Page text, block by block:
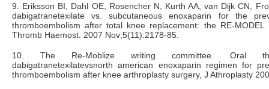
9. Eriksson BI, Dahl OE, Rosencher N, Kurth AA, van Dijk CN,
dabigatranetexilate vs. subcutaneous enoxaparin for the
thromboembolism after total knee replacement: the RE-
Thromb Haemost. 2007 Nov;5(11):2178-85.
10. The Re-Moblize writing committee. Oral
dabigatranetexilatevsnorth american enoxaparin regimen for
thromboembolism after knee arthroplasty surgery, J Athroplasty